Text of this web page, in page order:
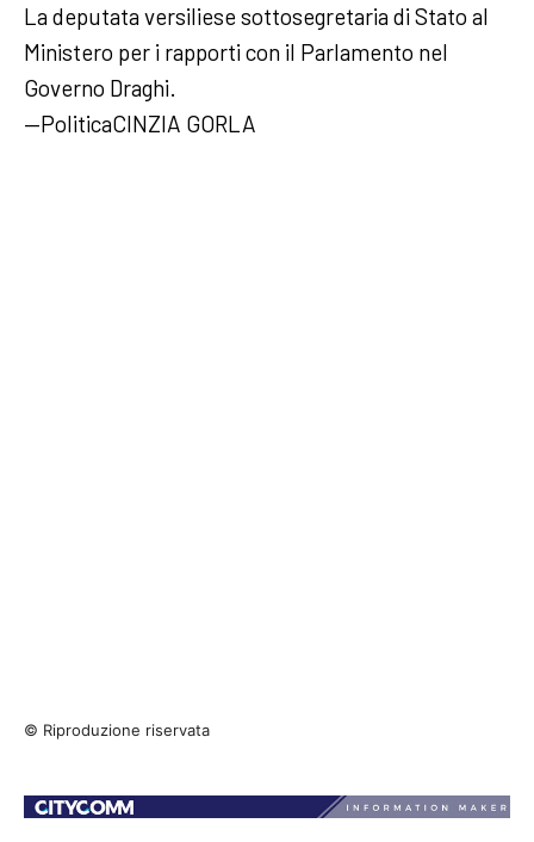
La deputata versiliese sottosegretaria di Stato al
Ministero per i rapporti con il Parlamento nel
Governo Draghi.
—PoliticaCINZIA GORLA
© Riproduzione riservata